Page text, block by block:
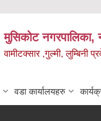
मुसिकोट नगरपालिका,
वामीटक्सार ,गुल्मी, लुम्बिनी
वडा कार्यालयहरु